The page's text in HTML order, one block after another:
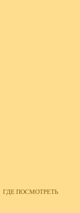
ГДЕ ПОСМОТРЕТЬ